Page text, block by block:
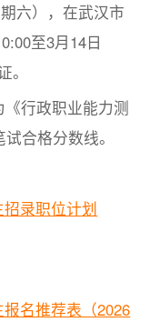
六），在武汉市
至3月14日
行政职业能力测
合格分数线。
录职位计划
名推荐表（2026